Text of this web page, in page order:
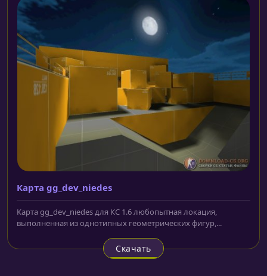
Карта gg_dev_niedes
Карта gg_dev_niedes для КС 1.6 любопытная локация,
выполненная из однотипных геометрических фигур,...
Скачать